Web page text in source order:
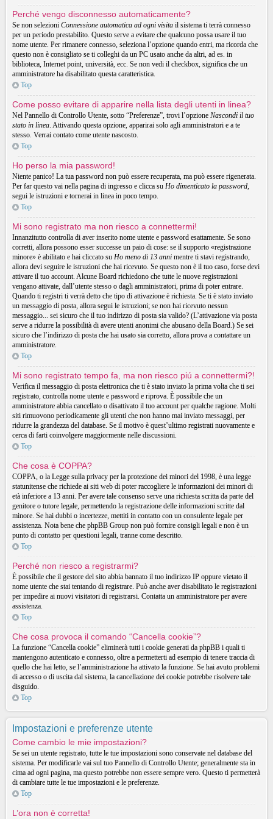
Perché vengo disconnesso automaticamente?
Se non selezioni Connessione automatica ad ogni visita il sistema ti terrà connesso
per un periodo prestabilito. Questo serve a evitare che qualcuno possa usare il tuo
nome utente. Per rimanere connesso, seleziona l’opzione quando entri, ma ricorda che
questo non è consigliato se ti colleghi da un PC usato anche da altri, ad es. in
biblioteca, Internet point, università, ecc. Se non vedi il checkbox, significa che un
amministratore ha disabilitato questa caratteristica.
Top
Come posso evitare di apparire nella lista degli utenti in linea?
Nel Pannello di Controllo Utente, sotto “Preferenze”, trovi l’opzione Nascondi il tuo
stato in linea. Attivando questa opzione, apparirai solo agli amministratori e a te
stesso. Verrai contato come utente nascosto.
Top
Ho perso la mia password!
Niente panico! La tua password non può essere recuperata, ma può essere rigenerata.
Per far questo vai nella pagina di ingresso e clicca su Ho dimenticato la password,
segui le istruzioni e tornerai in linea in poco tempo.
Top
Mi sono registrato ma non riesco a connettermi!
Innanzitutto controlla di aver inserito nome utente e password esattamente. Se sono
corretti, allora possono esser successe un paio di cose: se il supporto «registrazione
minore» è abilitato e hai cliccato su Ho meno di 13 anni mentre ti stavi registrando,
allora devi seguire le istruzioni che hai ricevuto. Se questo non è il tuo caso, forse devi
attivare il tuo account. Alcune Board richiedono che tutte le nuove registrazioni
vengano attivate, dall’utente stesso o dagli amministratori, prima di poter entrare.
Quando ti registri ti verrà detto che tipo di attivazione è richiesta. Se ti è stato inviato
un messaggio di posta, allora segui le istruzioni; se non hai ricevuto nessun
messaggio... sei sicuro che il tuo indirizzo di posta sia valido? (L’attivazione via posta
serve a ridurre la possibilità di avere utenti anonimi che abusano della Board.) Se sei
sicuro che l’indirizzo di posta che hai usato sia corretto, allora prova a contattare un
amministratore.
Top
Mi sono registrato tempo fa, ma non riesco piú a connettermi?!
Verifica il messaggio di posta elettronica che ti è stato inviato la prima volta che ti sei
registrato, controlla nome utente e password e riprova. È possibile che un
amministratore abbia cancellato o disattivato il tuo account per qualche ragione. Molti
siti rimuovono periodicamente gli utenti che non hanno mai inviato messaggi, per
ridurre la grandezza del database. Se il motivo è quest’ultimo registrati nuovamente e
cerca di farti coinvolgere maggiormente nelle discussioni.
Top
Che cosa è COPPA?
COPPA, o la Legge sulla privacy per la protezione dei minori del 1998, è una legge
statunitense che richiede ai siti web di poter raccogliere le informazioni dei minori di
età inferiore a 13 anni. Per avere tale consenso serve una richiesta scritta da parte del
genitore o tutore legale, permettendo la registrazione delle informazioni scritte dal
minore. Se hai dubbi o incertezze, mettiti in contatto con un consulente legale per
assistenza. Nota bene che phpBB Group non può fornire consigli legali e non è un
punto di contatto per questioni legali, tranne come descritto.
Top
Perché non riesco a registrarmi?
È possibile che il gestore del sito abbia bannato il tuo indirizzo IP oppure vietato il
nome utente che stai tentando di registrare. Può anche aver disabilitato le registrazioni
per impedire ai nuovi visitatori di registrarsi. Contatta un amministratore per avere
assistenza.
Top
Che cosa provoca il comando “Cancella cookie”?
La funzione “Cancella cookie” eliminerà tutti i cookie generati da phpBB i quali ti
mantengono autenticato e connesso, oltre a permetterti ad esempio di tenere traccia di
quello che hai letto, se l’amministrazione ha attivato la funzione. Se hai avuto problemi
di accesso o di uscita dal sistema, la cancellazione dei cookie potrebbe risolvere tale
disguido.
Top
Impostazioni e preferenze utente
Come cambio le mie impostazioni?
Se sei un utente registrato, tutte le tue impostazioni sono conservate nel database del
sistema. Per modificarle vai sul tuo Pannello di Controllo Utente; generalmente sta in
cima ad ogni pagina, ma questo potrebbe non essere sempre vero. Questo ti permetterà
di cambiare tutte le tue impostazioni e le preferenze.
Top
L’ora non è corretta!